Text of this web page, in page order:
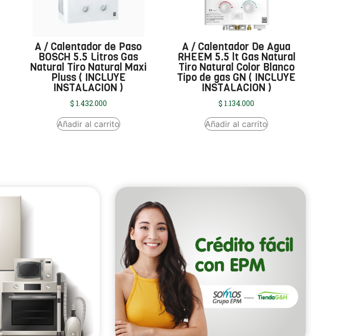
A / Calentador de Paso
BOSCH 5.5 Litros Gas
Natural Tiro Natural Maxi
Pluss ( INCLUYE
INSTALACION )
$ 1.432.000
Añadir al carrito
A / Calentador De Agua
RHEEM 5.5 lt Gas Natural
Tiro Natural Color Blanco
Tipo de gas GN ( INCLUYE
INSTALACION )
$ 1.134.000
Añadir al carrito